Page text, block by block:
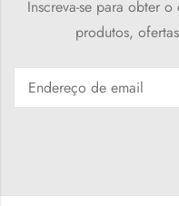
Inscreva-se para obter
produtos,